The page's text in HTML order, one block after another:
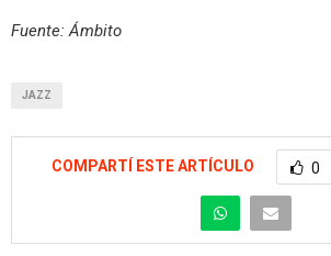
Fuente: Ámbito
JAZZ
COMPARTÍ ESTE ARTÍCULO 0